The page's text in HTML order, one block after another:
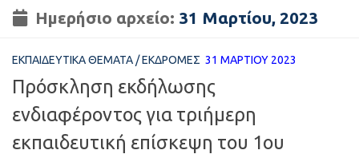
Ημερήσιο αρχείο: 31 Μαρτίου, 2023
ΕΚΠΑΙΔΕΥΤΙΚΆ ΘΈΜΑΤΑ /ΕΚΔΡΟΜΈΣ 31 ΜΑΡΤΊΟΥ 2023
Πρόσκληση εκδήλωσης
ενδιαφέροντος για τριήμερη
εκπαιδευτική επίσκεψη του 1ου